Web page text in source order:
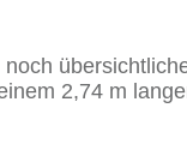
2,74 m